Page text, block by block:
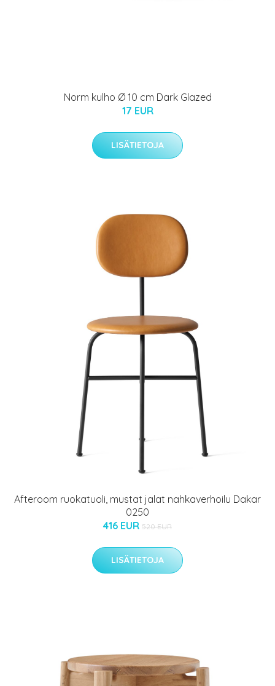
Norm kulho Ø 10 cm Dark Glazed
17 EUR
LISÄTIETOJA
Afteroom ruokatuoli, mustat jalat nahkaverhoilu Dakar
0250
416 EUR 520 EUR
LISÄTIETOJA